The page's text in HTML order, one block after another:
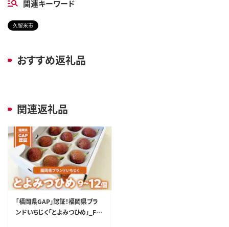
関連キーワード
久留米市
おすすめ返礼品
関連返礼品
「福岡県GAP」認証！福岡県ブラ
ンドいちじく「とよみつひめ」_Fx